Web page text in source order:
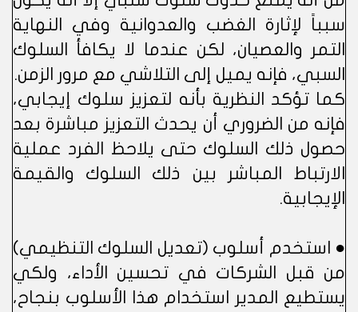
سبباً لإثارة الغضب والعدوانية وفي النهاية
التمر والعصيان، لكن عندما لا يكافأ السلوك
السبي، فإنه يميل إلى التلاشي مع مرور الزمن.
كما تؤكد النظرية بأنه لتعزيز سلوك إيجابي،
فإنه من الضروري أن يحدث التعزيز مباشرة بعد
حصول ذلك السلوك حتى يلاحظ الفرد عملية
الارتباط المباشر بين ذلك السلوك والقيمة
الإيجابية.
● استخدم أسلوب (تعديل السلوك التنظيمي)
من قبل الشركات في تحسين الأداء، ولكي
يستطيع المدير استخدام هذا الأسلوب بنجاح،